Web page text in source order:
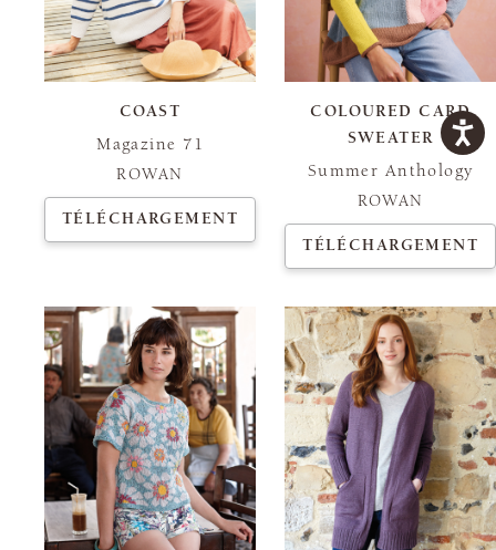
COAST
Magazine 71
ROWAN
TÉLÉCHARGEMENT
COLOURED CARD
SWEATER
Summer Anthology
ROWAN
TÉLÉCHARGEMENT